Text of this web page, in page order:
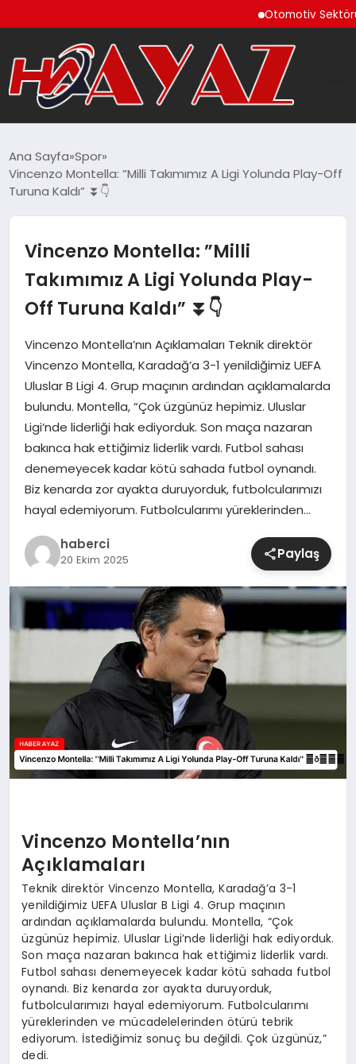
Otomotiv Sektörü
DÜNYA
MAGAZIN
SAĞLIK
SIYASET
SPOR
TEKNOLOJI
YAŞAM
Ana Sayfa Spor
Vincenzo Montella: ”Milli Takımımız A Ligi Yolunda Play-Off
Turuna Kaldı” ⏬👇
Vincenzo Montella: ”Milli
Takımımız A Ligi Yolunda Play-
Off Turuna Kaldı” ⏬👇
Vincenzo Montella’nın Açıklamaları Teknik direktör
Vincenzo Montella, Karadağ’a 3-1 yenildiğimiz UEFA
Uluslar B Ligi 4. Grup maçının ardından açıklamalarda
bulundu. Montella, “Çok üzgünüz hepimiz. Uluslar
Ligi’nde liderliği hak ediyorduk. Son maça nazaran
bakınca hak ettiğimiz liderlik vardı. Futbol sahası
denemeyecek kadar kötü sahada futbol oynandı.
Biz kenarda zor ayakta duruyorduk, futbolcularımızı
hayal edemiyorum. Futbolcularımı yüreklerinden…
haberci
20 Ekim 2025 Paylaş
Vincenzo Montella’nın
Açıklamaları
Teknik direktör Vincenzo Montella, Karadağ’a 3-1
yenildiğimiz UEFA Uluslar B Ligi 4. Grup maçının
ardından açıklamalarda bulundu. Montella, “Çok
üzgünüz hepimiz. Uluslar Ligi’nde liderliği hak ediyorduk.
Son maça nazaran bakınca hak ettiğimiz liderlik vardı.
Futbol sahası denemeyecek kadar kötü sahada futbol
oynandı. Biz kenarda zor ayakta duruyorduk,
futbolcularımızı hayal edemiyorum. Futbolcularımı
yüreklerinden ve mücadelelerinden ötürü tebrik
ediyorum. İstediğimiz sonuç bu değildi. Çok üzgünüz,”
dedi.